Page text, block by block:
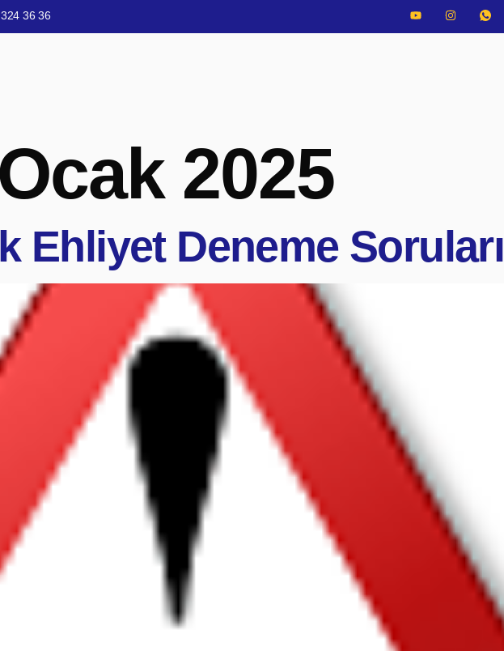
36 36
2025
Ehliyet Deneme Soruları